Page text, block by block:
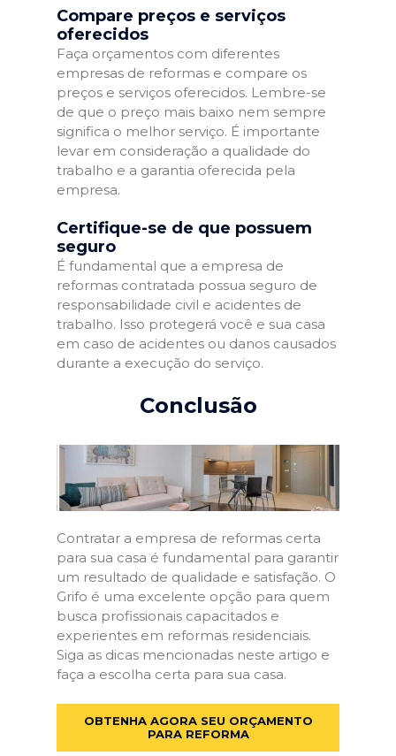
Compare preços e serviços
oferecidos
Faça orçamentos com diferentes
empresas de reformas e compare os
preços e serviços oferecidos. Lembre-se
de que o preço mais baixo nem sempre
significa o melhor serviço. É importante
levar em consideração a qualidade do
trabalho e a garantia oferecida pela
empresa.
Certifique-se de que possuem
seguro
É fundamental que a empresa de
reformas contratada possua seguro de
responsabilidade civil e acidentes de
trabalho. Isso protegerá você e sua casa
em caso de acidentes ou danos causados
durante a execução do serviço.
Conclusão
Contratar a empresa de reformas certa
para sua casa é fundamental para garantir
um resultado de qualidade e satisfação. O
Grifo é uma excelente opção para quem
busca profissionais capacitados e
experientes em reformas residenciais.
Siga as dicas mencionadas neste artigo e
faça a escolha certa para sua casa.
OBTENHA AGORA SEU ORÇAMENTO
PARA REFORMA